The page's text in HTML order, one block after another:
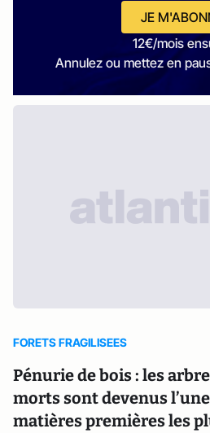
JE
12€/mois
Annulez ou mettez en
FORETS FRAGILISEES
Pénurie de bois : les
morts sont devenus
matières premières les